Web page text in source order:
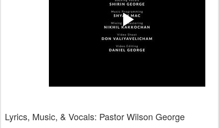
Lyrics, Music, & Vocals: Pastor Wilson George